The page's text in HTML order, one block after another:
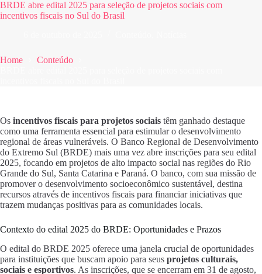
BRDE abre edital 2025 para seleção de projetos sociais com
incentivos fiscais no Sul do Brasil
Home
Conteúdo
Os incentivos fiscais para projetos sociais têm ganhado destaque
como uma ferramenta essencial para estimular o desenvolvimento
regional de áreas vulneráveis. O Banco Regional de Desenvolvimento
do Extremo Sul (BRDE) mais uma vez abre inscrições para seu edital
2025, focando em projetos de alto impacto social nas regiões do Rio
Grande do Sul, Santa Catarina e Paraná. O banco, com sua missão de
promover o desenvolvimento socioeconômico sustentável, destina
recursos através de incentivos fiscais para financiar iniciativas que
trazem mudanças positivas para as comunidades locais.
Contexto do edital 2025 do BRDE: Oportunidades e Prazos
O edital do BRDE 2025 oferece uma janela crucial de oportunidades
para instituições que buscam apoio para seus projetos culturais,
sociais e esportivos. As inscrições, que se encerram em 31 de agosto,